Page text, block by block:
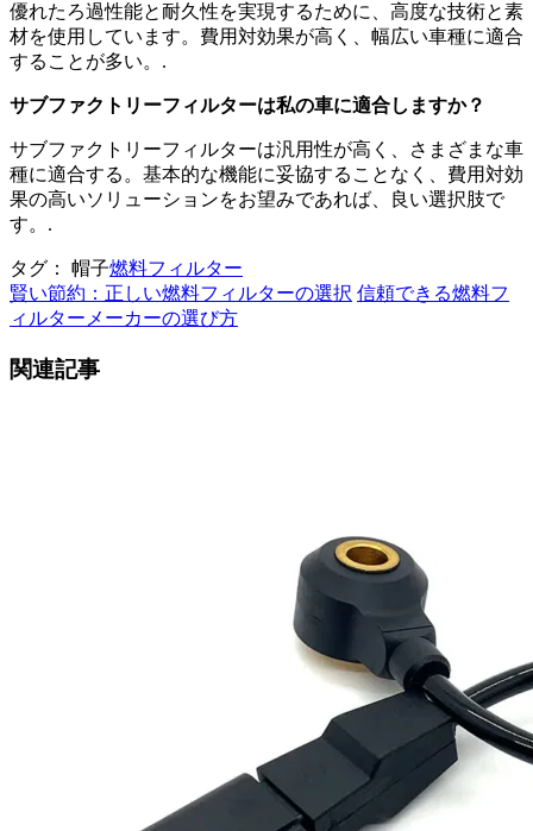
優れたろ過性能と耐久性を実現するために、高度な技術と素
材を使用しています。費用対効果が高く、幅広い車種に適合
することが多い。.
サブファクトリーフィルターは私の車に適合しますか？
サブファクトリーフィルターは汎用性が高く、さまざまな車
種に適合する。基本的な機能に妥協することなく、費用対効
果の高いソリューションをお望みであれば、良い選択肢で
す。.
タグ： 帽子燃料フィルター
賢い節約：正しい燃料フィルターの選択 信頼できる燃料フ
ィルターメーカーの選び方
関連記事